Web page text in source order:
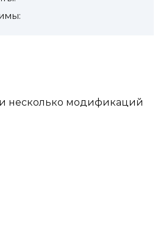
несколько модификаций